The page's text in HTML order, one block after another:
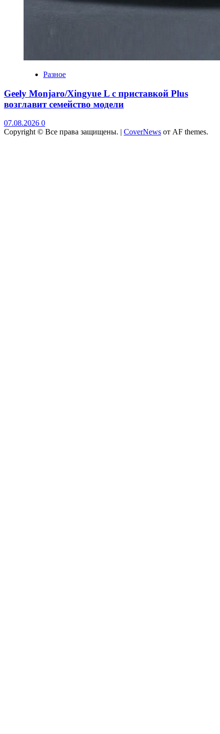
Разное
Geely Monjaro/Xingyue L с приставкой Plus
возглавит семейство модели
07.08.2026 0
Copyright © Все права защищены. | CoverNews от AF themes.